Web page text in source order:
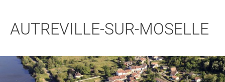
AUTREVILLE-SUR-MOSELLE